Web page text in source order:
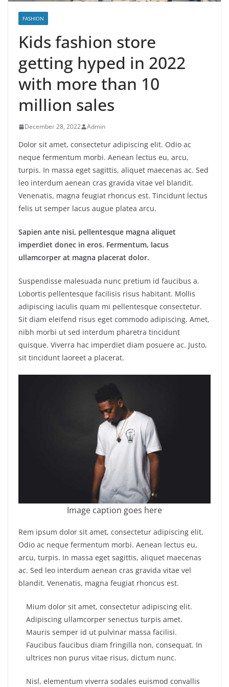
FASHION
Kids fashion store
getting hyped in 2022
with more than 10
million sales
December 28, 2022 Admin
Dolor sit amet, consectetur adipiscing elit. Odio ac
neque fermentum morbi. Aenean lectus eu, arcu,
turpis. In massa eget sagittis, aliquet maecenas ac. Sed
leo interdum aenean cras gravida vitae vel blandit.
Venenatis, magna feugiat rhoncus est. Tincidunt lectus
felis ut semper lacus augue platea arcu.
Sapien ante nisi, pellentesque magna aliquet
imperdiet donec in eros. Fermentum, lacus
ullamcorper at magna placerat dolor.
Suspendisse malesuada nunc pretium id faucibus a.
Lobortis pellentesque facilisis risus habitant. Mollis
adipiscing iaculis quam mi pellentesque consectetur.
Sit diam eleifend risus eget commodo adipiscing. Amet,
nibh morbi ut sed interdum pharetra tincidunt
quisque. Viverra hac imperdiet diam posuere ac. Justo,
sit tincidunt laoreet a placerat.
Image caption goes here
Rem ipsum dolor sit amet, consectetur adipiscing elit.
Odio ac neque fermentum morbi. Aenean lectus eu,
arcu, turpis. In massa eget sagittis, aliquet maecenas
ac. Sed leo interdum aenean cras gravida vitae vel
blandit. Venenatis, magna feugiat rhoncus est.
Mium dolor sit amet, consectetur adipiscing elit.
Adipiscing ullamcorper senectus turpis amet.
Mauris semper id ut pulvinar massa facilisi.
Faucibus faucibus diam fringilla non, consequat. In
ultrices non purus vitae risus, dictum nunc.
Nisl, elementum viverra sodales euismod convallis